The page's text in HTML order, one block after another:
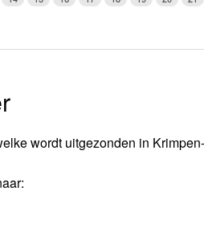
wordt uitgezonden in